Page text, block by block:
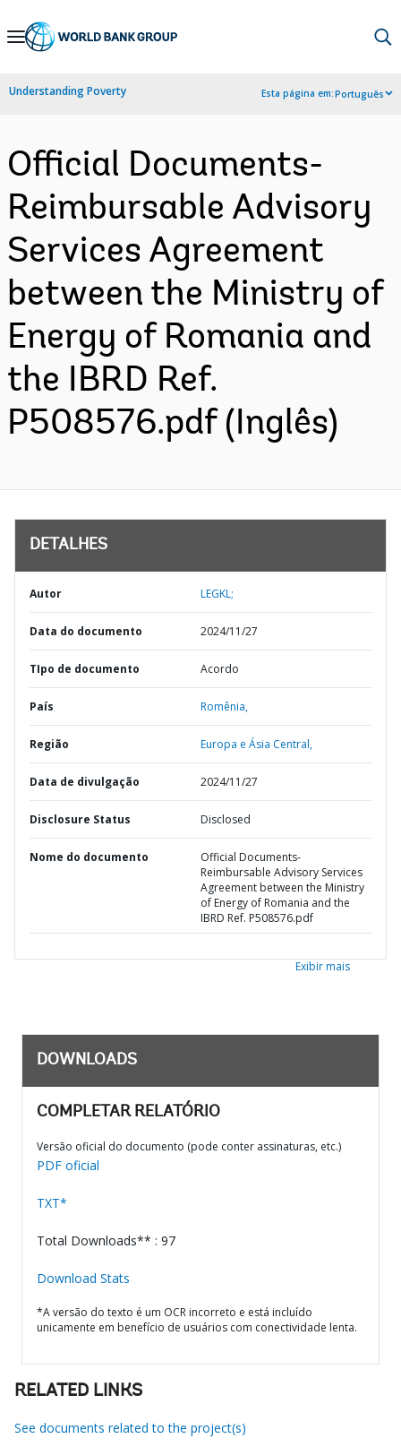
Skip
Navigation
Understanding Poverty Esta página em:Português
Official Documents-
Reimbursable Advisory
Services Agreement
between the Ministry of
Energy of Romania and
the IBRD Ref.
P508576.pdf (Inglês)
DETALHES
Autor LEGKL;
Data do documento 2024/11/27
TIpo de documento Acordo
País Romênia,
Região Europa e Ásia Central,
Data de divulgação 2024/11/27
Disclosure Status Disclosed
Nome do documento
Official Documents-
Reimbursable Advisory Services
Agreement between the Ministry
of Energy of Romania and the
IBRD Ref. P508576.pdf
Exibir mais
DOWNLOADS
COMPLETAR RELATÓRIO
Versão oficial do documento (pode conter assinaturas, etc.)
PDF oficial
TXT*
Total Downloads** : 97
Download Stats
*A versão do texto é um OCR incorreto e está incluído
unicamente em benefício de usuários com conectividade lenta.
RELATED LINKS
See documents related to the project(s)